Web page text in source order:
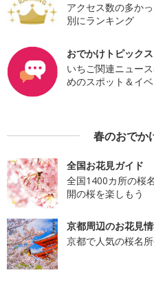
アクセス数の多か
別にランキング
おでかけトピックス
いちご関連ニュー
めのスポット＆イ
春のおでか
全国お花見ガイド
全国1400カ所の桜
開の桜を楽しもう
京都周辺のお花見
京都で人気の桜名